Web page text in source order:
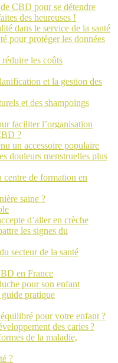
CBD pour se détendre
des heureuses !
dans le service de la santé
pour protéger les données
les coûts
et la gestion des
et des shampoings
faciliter l’organisation
?
un accessoire populaire
douleurs menstruelles plus
centre de formation en
saine ?
d’aller en crèche
les signes du
secteur de la santé
en France
pour son enfant
pratique
pour votre enfant ?
des caries ?
de la maladie,
?